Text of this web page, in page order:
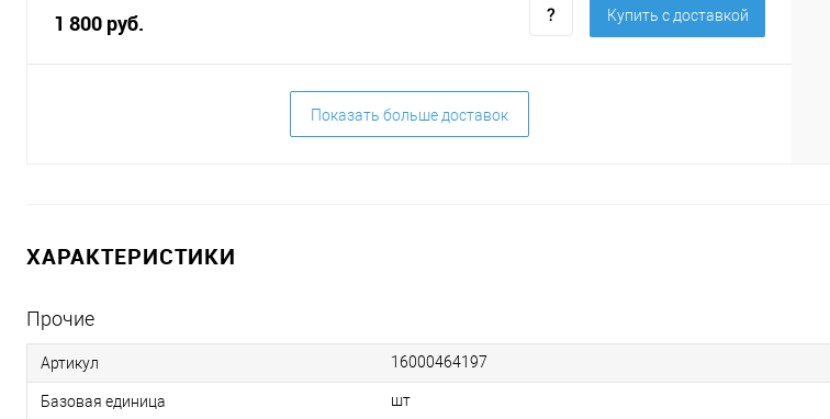
1 800 руб. Купить c доставкой
Показать больше доставок
ХАРАКТЕРИСТИКИ
Прочие
Артикул 16000464197
Базовая единица шт